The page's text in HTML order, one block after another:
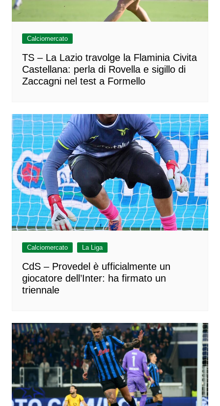
Calciomercato
TS – La Lazio travolge la Flaminia Civita
Castellana: perla di Rovella e sigillo di
Zaccagni nel test a Formello
Calciomercato La Liga
CdS – Provedel è ufficialmente un
giocatore dell’Inter: ha firmato un
triennale